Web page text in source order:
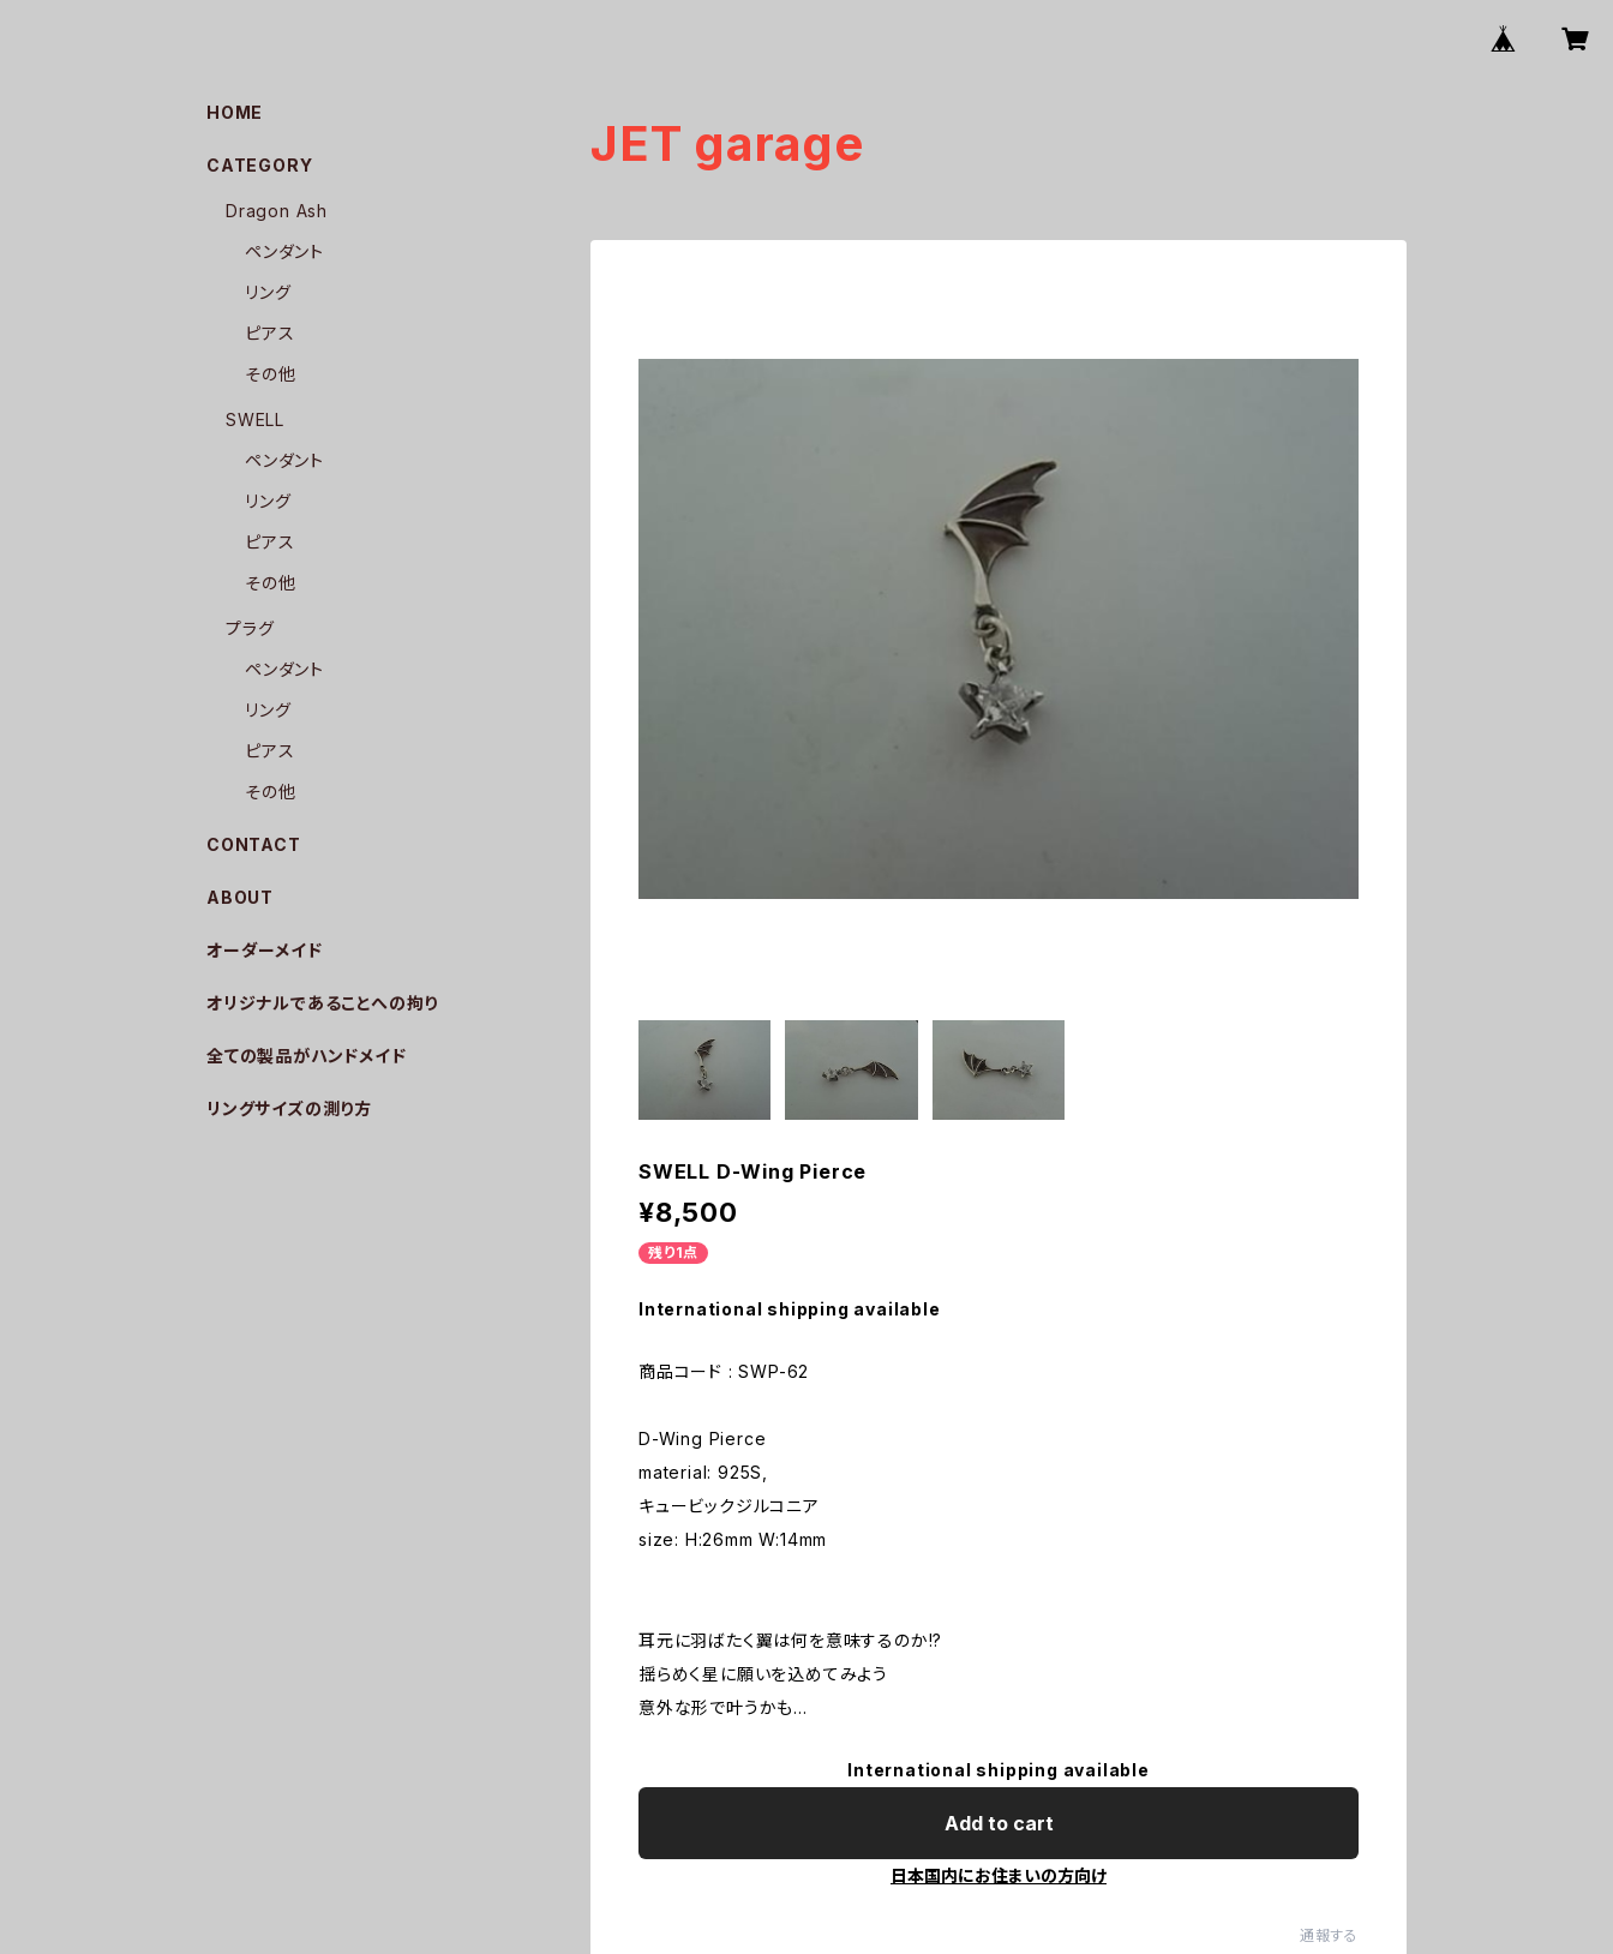
JET garage
SWELL D-Wing Pierce
¥8,500
残り1点
International shipping available
商品コード : SWP-62
D-Wing Pierce
material: 925S,
キュービックジルコニア
size: H:26mm W:14mm
耳元に羽ばたく翼は何を意味するのか!?
揺らめく星に願いを込めてみよう
意外な形で叶うかも...
International shipping available
Add to cart
日本国内にお住まいの方向け
通報する
HOME
CATEGORY
Dragon Ash
ペンダント
リング
ピアス
その他
SWELL
ペンダント
リング
ピアス
その他
プラグ
ペンダント
リング
ピアス
その他
CONTACT
ABOUT
オーダーメイド
オリジナルであることへの拘り
全ての製品がハンドメイド
リングサイズの測り方